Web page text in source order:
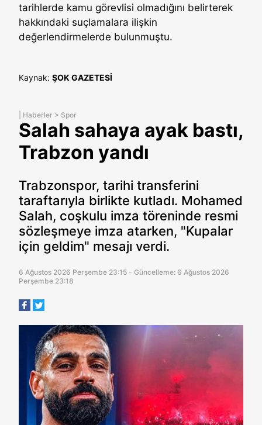
tarihlerde kamu görevlisi olmadığını belirterek
hakkındaki suçlamalara ilişkin
değerlendirmelerde bulunmuştu.
Kaynak: ŞOK GAZETESİ
Haberler > Spor
Salah sahaya ayak bastı,
Trabzon yandı
Trabzonspor, tarihi transferini
taraftarıyla birlikte kutladı. Mohamed
Salah, coşkulu imza töreninde resmi
sözleşmeye imza atarken, "Kupalar
için geldim" mesajı verdi.
6 Ağustos 2026 Perşembe 23:15 - Güncelleme: 6 Ağustos 2026
Perşembe 23:18